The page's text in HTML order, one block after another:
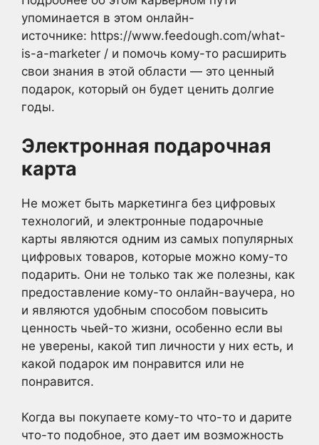
упоминается в этом онлайн-
источнике: https://www.feedough.com/what-
is-a-marketer / и помочь кому-то расширить
свои знания в этой области — это ценный
подарок, который он будет ценить долгие
годы.
Электронная подарочная
карта
Не может быть маркетинга без цифровых
технологий, и электронные подарочные
карты являются одним из самых популярных
цифровых товаров, которые можно кому-то
подарить. Они не только так же полезны, как
предоставление кому-то онлайн-ваучера, но
и являются удобным способом повысить
ценность чьей-то жизни, особенно если вы
не уверены, какой тип личности у них есть, и
какой подарок им понравится или не
понравится.
Когда вы покупаете кому-то что-то и дарите
что-то подобное, это дает им возможность